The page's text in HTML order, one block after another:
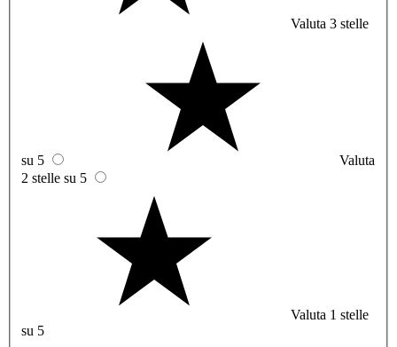
Valuta 3 stelle
su 5
Valuta
2 stelle su 5
Valuta 1 stelle
su 5